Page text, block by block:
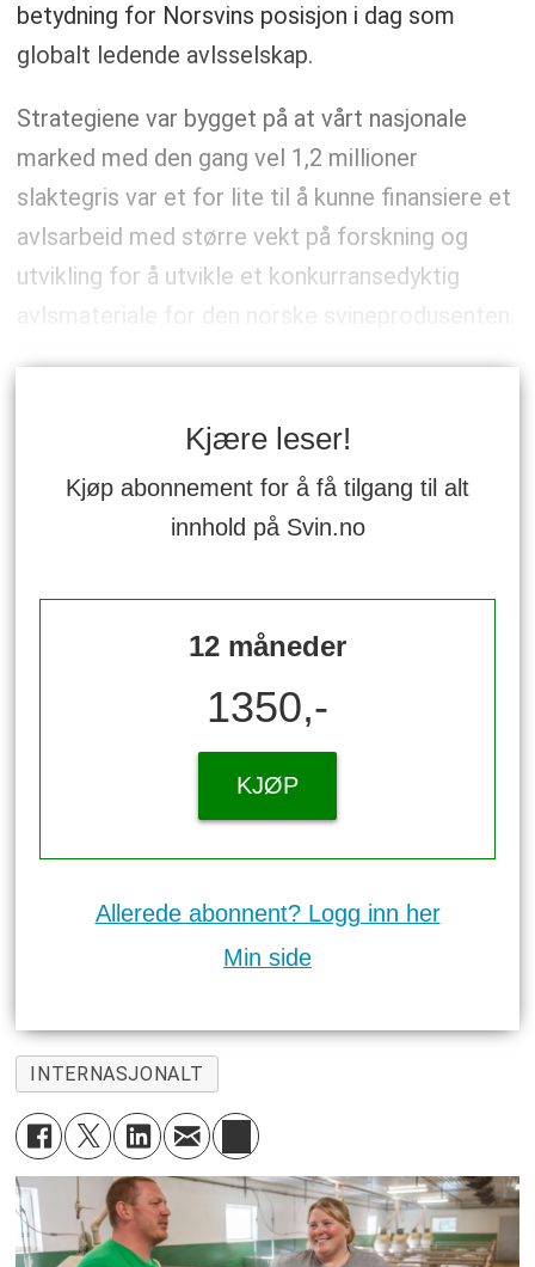
betydning for ­Norsvins posisjon i dag som
globalt ledende avlsselskap.
Strategiene var bygget på at vårt nasjonale
marked med den gang vel 1,2 millioner
slaktegris var et for lite til å kunne finansiere et
avlsarbeid med større vekt på forskning og
utvikling for å utvikle et konkurransedyktig
avlsmateriale for den norske svineprodusenten.
Kjære leser!
Kjøp abonnement for å få tilgang til alt
innhold på Svin.no
12 måneder
1350,-
KJØP
Allerede abonnent? Logg inn her
Min side
INTERNASJONALT